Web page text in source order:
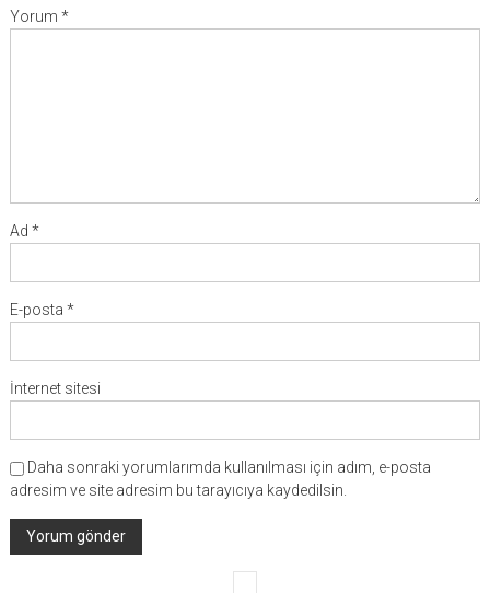
Yorum *
Ad *
E-posta *
İnternet sitesi
Daha sonraki yorumlarımda kullanılması için adım, e-posta
adresim ve site adresim bu tarayıcıya kaydedilsin.